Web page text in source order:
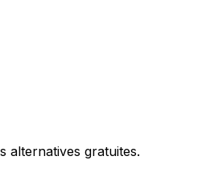
alternatives gratuites.